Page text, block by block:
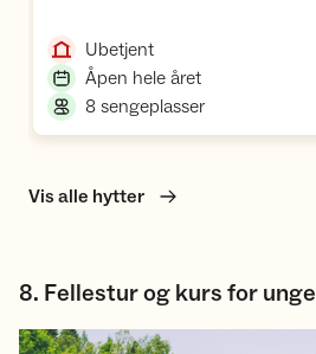
Ubetjent,
Åpen hele året,
8 sengeplasser,
Vis alle hytter
8. Fellestur og kurs for unge